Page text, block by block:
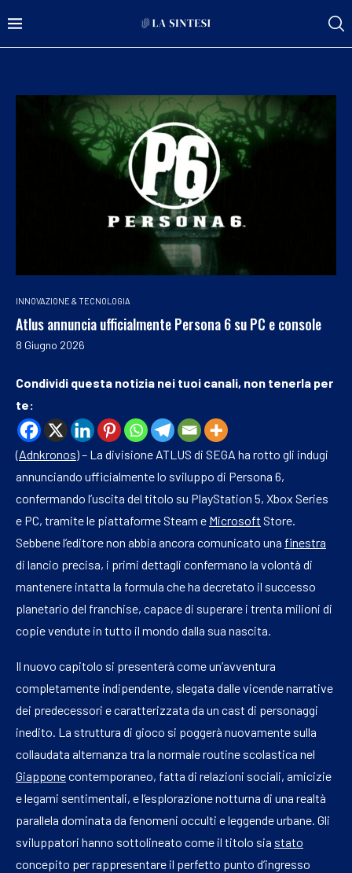
INNOVAZIONE & TECNOLOGIA
Atlus annuncia ufficialmente Persona 6 su PC e console
8 Giugno 2026
Condividi questa notizia nei tuoi canali, non tenerla per
te:
(Adnkronos) – La divisione ATLUS di SEGA ha rotto gli indugi
annunciando ufficialmente lo sviluppo di Persona 6,
confermando l’uscita del titolo su PlayStation 5, Xbox Series
e PC, tramite le piattaforme Steam e Microsoft Store.
Sebbene l’editore non abbia ancora comunicato una finestra
di lancio precisa, i primi dettagli confermano la volontà di
mantenere intatta la formula che ha decretato il successo
planetario del franchise, capace di superare i trenta milioni di
copie vendute in tutto il mondo dalla sua nascita.
Il nuovo capitolo si presenterà come un’avventura
completamente indipendente, slegata dalle vicende narrative
dei predecessori e caratterizzata da un cast di personaggi
inedito. La struttura di gioco si poggerà nuovamente sulla
collaudata alternanza tra la normale routine scolastica nel
Giapponecontemporaneo, fatta di relazioni sociali, amicizie
e legami sentimentali, e l’esplorazione notturna di una realtà
parallela dominata da fenomeni occulti e leggende urbane. Gli
sviluppatori hanno sottolineato come il titolo sia stato
concepito per rappresentare il perfetto punto d’ingresso